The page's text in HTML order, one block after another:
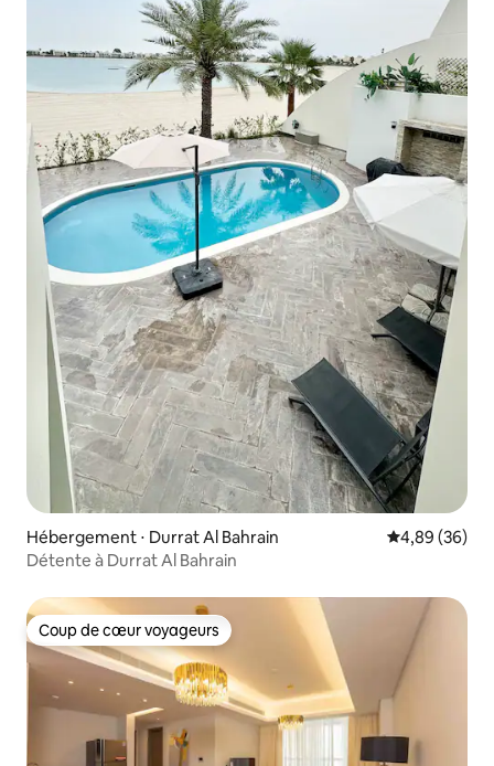
Hébergement ⋅ Durrat Al Bahrain Évaluation
4,89 (36)
Détente à Durrat Al Bahrain
Coup de cœur voyageurs
Coup de cœur voyageurs